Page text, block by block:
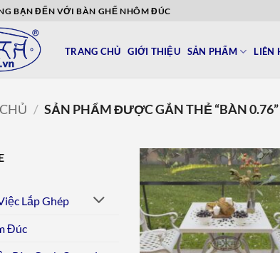
BẠN ĐẾN VỚI BÀN GHẾ NHÔM ĐÚC
TRANG CHỦ GIỚI THIỆU SẢN PHẨM LIÊN
/ SẢN PHẨM ĐƯỢC GẮN THẺ “BÀN 0.76”
Lắp Ghép
Đúc